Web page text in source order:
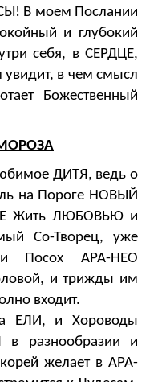
В моем Послании
и глубокий
себя, в СЕРДЦЕ,
в чем смысл
Божественный
ДИТЯ, ведь о
на Пороге НОВЫЙ
Жить ЛЮБОВЬЮ и
Со-Творец, уже
Посох АРА-НЕО
и трижды им
входит.
ЕЛИ, и Хороводы
разнообразии и
желает в АРА-